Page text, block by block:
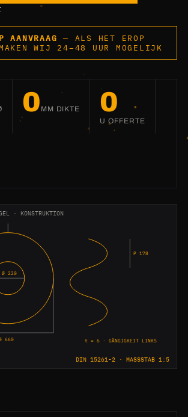
AANVRAAG — ALS HET EROP
WIJ 24–48 UUR MOGELIJK
0 MM DIKTE 0
U OFFERTE
· KONSTRUKTION
DIN 15261-2 · MASSSTAB 1:5
660
Ø 220
P 178
t = 6 · GÄNGIGKEIT LINKS